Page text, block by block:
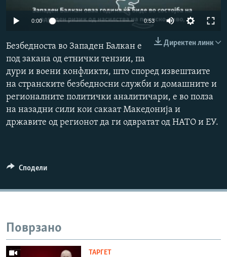
РСЕ веб страници
0:00 0:53
Директен линк
Безбедноста во Западен Балкан е
под закана од етнички тензии, па
дури и воени конфликти, што според извештаите
на странските безбедносни служби и домашните и
регионалните политички аналитичари, е во полза
на назадни сили кои сакаат Македонија и
државите од регионот да ги одвратат од НАТО и ЕУ.
Сподели
Поврзано
ТАРГЕТ